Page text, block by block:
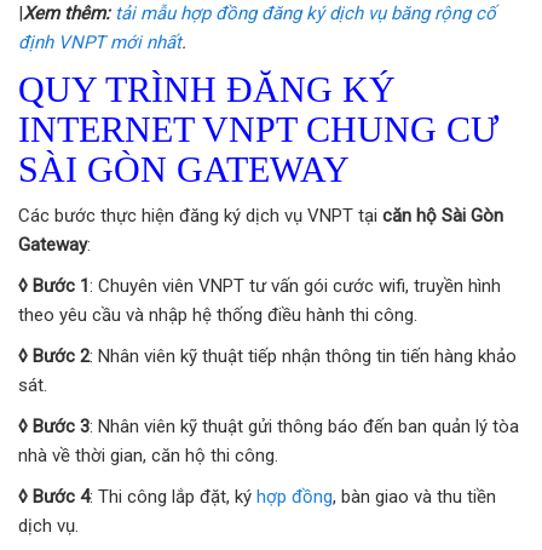
|Xem thêm: tải mẫu hợp đồng đăng ký dịch vụ băng rộng cố
định VNPT mới nhất.
QUY TRÌNH ĐĂNG KÝ
INTERNET VNPT CHUNG CƯ
SÀI GÒN GATEWAY
Các bước thực hiện đăng ký dịch vụ VNPT tại căn hộ Sài Gòn
Gateway:
◊ Bước 1: Chuyên viên VNPT tư vấn gói cước wifi, truyền hình
theo yêu cầu và nhập hệ thống điều hành thi công.
◊ Bước 2: Nhân viên kỹ thuật tiếp nhận thông tin tiến hàng khảo
sát.
◊ Bước 3: Nhân viên kỹ thuật gửi thông báo đến ban quản lý tòa
nhà về thời gian, căn hộ thi công.
◊ Bước 4: Thi công lắp đặt, ký hợp đồng, bàn giao và thu tiền
dịch vụ.